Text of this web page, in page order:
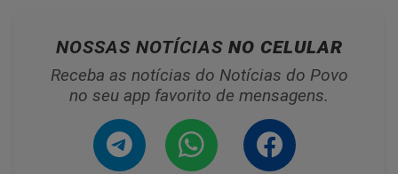
NOSSAS NOTÍCIAS NO CELULAR
Receba as notícias do Notícias do Povo
no seu app favorito de mensagens.